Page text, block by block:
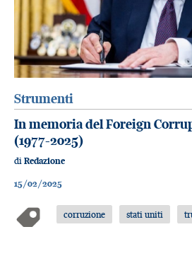
Strumenti
In memoria del Foreign
(1977-2025)
di Redazione
15/02/2025
corruzione stati uniti